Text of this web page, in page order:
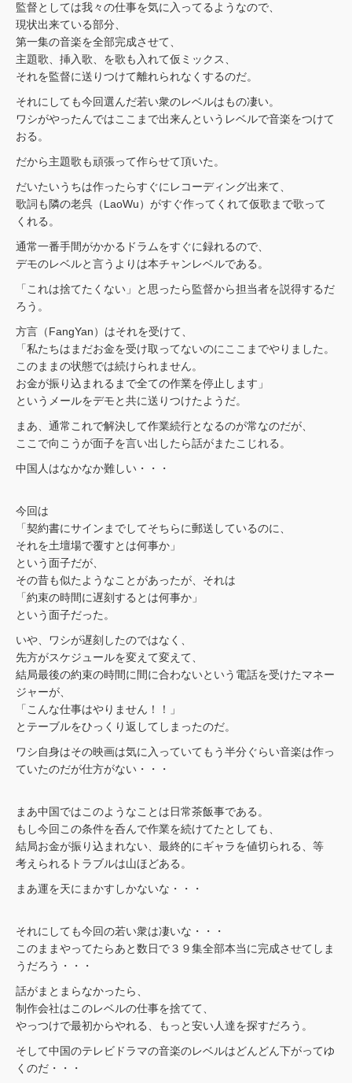
監督としては我々の仕事を気に入ってるようなので、
現状出来ている部分、
第一集の音楽を全部完成させて、
主題歌、挿入歌、を歌も入れて仮ミックス、
それを監督に送りつけて離れられなくするのだ。
それにしても今回選んだ若い衆のレベルはもの凄い。
ワシがやったんではここまで出来んというレベルで音楽をつけて
おる。
だから主題歌も頑張って作らせて頂いた。
だいたいうちは作ったらすぐにレコーディング出来て、
歌詞も隣の老呉（LaoWu）がすぐ作ってくれて仮歌まで歌って
くれる。
通常一番手間がかかるドラムをすぐに録れるので、
デモのレベルと言うよりは本チャンレベルである。
「これは捨てたくない」と思ったら監督から担当者を説得するだ
ろう。
方言（FangYan）はそれを受けて、
「私たちはまだお金を受け取ってないのにここまでやりました。
このままの状態では続けられません。
お金が振り込まれるまで全ての作業を停止します」
というメールをデモと共に送りつけたようだ。
まあ、通常これで解決して作業続行となるのが常なのだが、
ここで向こうが面子を言い出したら話がまたこじれる。
中国人はなかなか難しい・・・
今回は
「契約書にサインまでしてそちらに郵送しているのに、
それを土壇場で覆すとは何事か」
という面子だが、
その昔も似たようなことがあったが、それは
「約束の時間に遅刻するとは何事か」
という面子だった。
いや、ワシが遅刻したのではなく、
先方がスケジュールを変えて変えて、
結局最後の約束の時間に間に合わないという電話を受けたマネー
ジャーが、
「こんな仕事はやりません！！」
とテーブルをひっくり返してしまったのだ。
ワシ自身はその映画は気に入っていてもう半分ぐらい音楽は作っ
ていたのだが仕方がない・・・
まあ中国ではこのようなことは日常茶飯事である。
もし今回この条件を呑んで作業を続けてたとしても、
結局お金が振り込まれない、最終的にギャラを値切られる、等
考えられるトラブルは山ほどある。
まあ運を天にまかすしかないな・・・
それにしても今回の若い衆は凄いな・・・
このままやってたらあと数日で３９集全部本当に完成させてしま
うだろう・・・
話がまとまらなかったら、
制作会社はこのレベルの仕事を捨てて、
やっつけで最初からやれる、もっと安い人達を探すだろう。
そして中国のテレビドラマの音楽のレベルはどんどん下がってゆ
くのだ・・・